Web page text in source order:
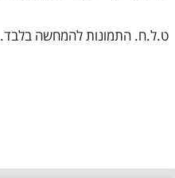
ט.ל.ח. התמונות להמחשה בלבד.